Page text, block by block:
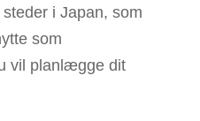
i Japan, som
som
vil planlægge dit